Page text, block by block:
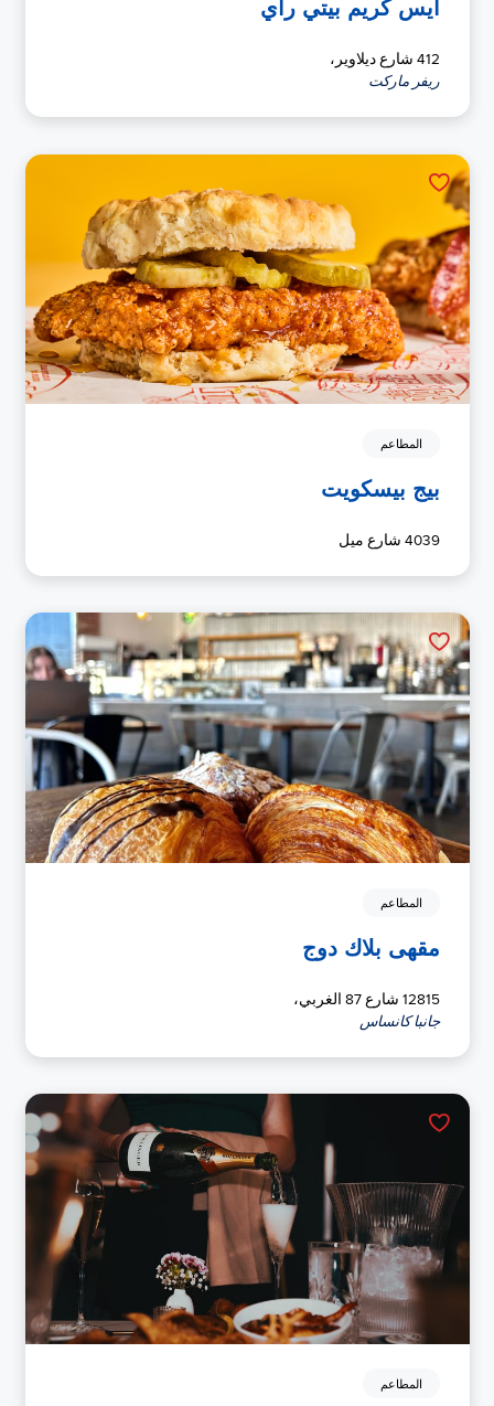
آيس كريم بيتي راي
412 شارع ديلاوير،
ريفر ماركت
المطاعم
بيج بيسكويت
4039 شارع ميل
المطاعم
مقهى بلاك دوج
12815 شارع 87 الغربي،
جانبا كانساس
المطاعم